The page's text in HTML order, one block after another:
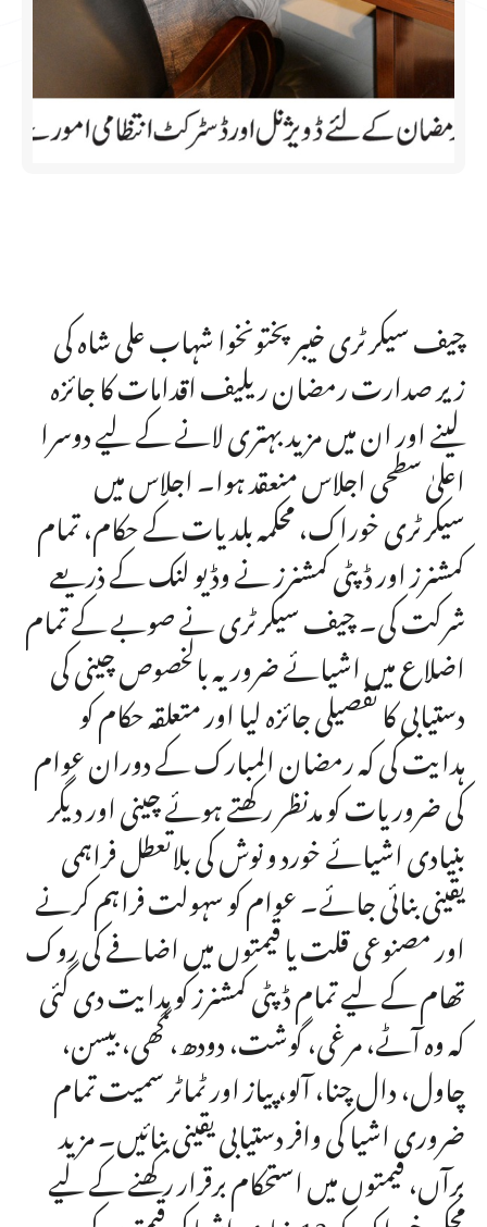
چیف سیکرٹری خیبرپختونخوا شہاب علی شاہ کی
زیر صدارت رمضان ریلیف اقدامات کا جائزہ
لینے اور ان میں مزید بہتری لانے کے لیے دوسرا
اعلیٰ سطحی اجلاس منعقد ہوا۔ اجلاس میں
سیکرٹری خوراک، محکمہ بلدیات کے حکام، تمام
کمشنرز اور ڈپٹی کمشنرز نے وڈیو لنک کے ذریعے
شرکت کی۔ چیف سیکرٹری نے صوبے کے تمام
اضلاع میں اشیائے ضروریہ بالخصوص چینی کی
دستیابی کا تفصیلی جائزہ لیا اور متعلقہ حکام کو
ہدایت کی کہ رمضان المبارک کے دوران عوام
کی ضروریات کو مدنظر رکھتے ہوئے چینی اور دیگر
بنیادی اشیائے خورد و نوش کی بلاتعطل فراہمی
یقینی بنائی جائے۔ عوام کو سہولت فراہم کرنے
اور مصنوعی قلت یا قیمتوں میں اضافے کی روک
تھام کے لیے تمام ڈپٹی کمشنرز کو ہدایت دی گئی
کہ وہ آٹے، مرغی، گوشت، دودھ، گھی، بیسن،
چاول، دال چنا، آلو، پیاز اور ٹماٹر سمیت تمام
ضروری اشیا کی وافر دستیابی یقینی بنائیں۔ مزید
برآں، قیمتوں میں استحکام برقرار رکھنے کے لیے